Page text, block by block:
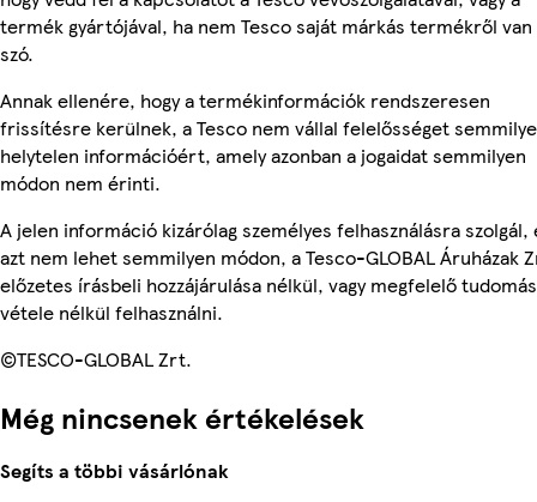
termék gyártójával, ha nem Tesco saját márkás termékről van
szó.
Annak ellenére, hogy a termékinformációk rendszeresen
frissítésre kerülnek, a Tesco nem vállal felelősséget
helytelen információért, amely azonban a jogaidat semmilyen
módon nem érinti.
A jelen információ kizárólag személyes felhasználásra szolgál,
azt nem lehet semmilyen módon, a Tesco-GLOBAL Áruházak
előzetes írásbeli hozzájárulása nélkül, vagy megfelelő
vétele nélkül felhasználni.
©TESCO-GLOBAL Zrt.
Még nincsenek értékelések
Segíts a többi vásárlónak